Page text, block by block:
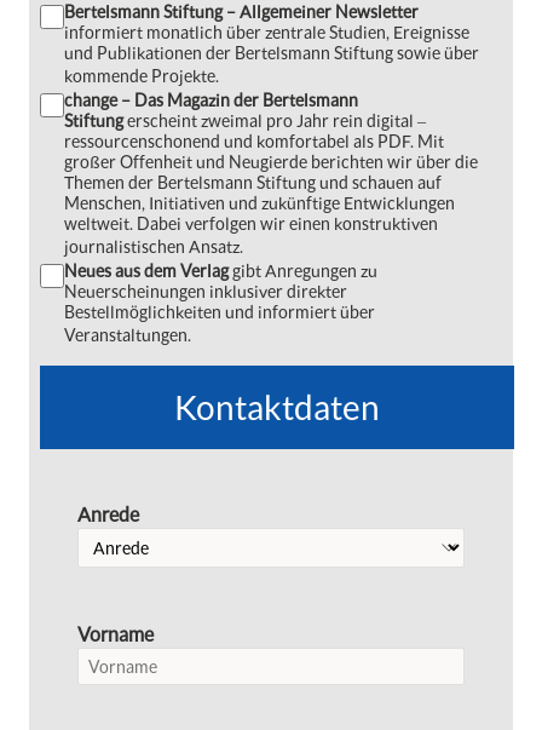
Bertelsmann Stiftung – Allgemeiner Newsletter
informiert monatlich über zentrale Studien, Ereignisse
und Publikationen der Bertelsmann Stiftung sowie über
kommende Projekte.
change – Das Magazin der Bertelsmann
Stiftungerscheint zweimal pro Jahr rein digital ‒
ressourcenschonend und komfortabel als PDF. Mit
großer Offenheit und Neugierde berichten wir über die
Themen der Bertelsmann Stiftung und schauen auf
Menschen, Initiativen und zukünftige Entwicklungen
weltweit. Dabei verfolgen wir einen konstruktiven
journalistischen Ansatz.
Neues aus dem Verlaggibt Anregungen zu
Neuerscheinungen inklusiver direkter
Bestellmöglichkeiten und informiert über
Veranstaltungen.
Kontaktdaten
Anrede
Vorname